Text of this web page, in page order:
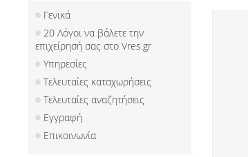
Γενικά
20 Λόγοι να βάλετε την
επιχείρησή σας στο Vres.gr
Υπηρεσίες
Τελευταίες καταχωρήσεις
Τελευταίες αναζητήσεις
Εγγραφή
Επικοινωνία